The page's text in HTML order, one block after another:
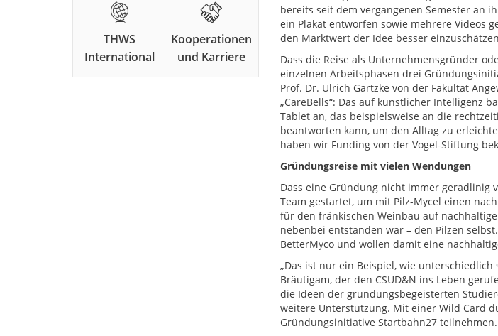
bereits seit dem vergangenen Semester an
ein Plakat entworfen sowie mehrere Videos
den Marktwert der Idee besser
Dass die Reise als Unternehmensgründer
einzelnen Arbeitsphasen drei
Prof. Dr. Ulrich Gartzke von der Fakultät
„CareBells“: Das auf künstlicher Intelligenz
Tablet an, das beispielsweise an die
beantworten kann, um den Alltag zu
haben wir Funding von der Vogel-Stiftung
Gründungsreise mit vielen Wendungen
Dass eine Gründung nicht immer geradlinig
Team gestartet, um mit Pilz-Mycel einen
für den fränkischen Weinbau auf
nebenbei entstanden war – den Pilzen
BetterMyco und wollen damit eine
„Das ist nur ein Beispiel, wie unterschiedlich
Bräutigam, der den CSUD&N ins Leben
die Ideen der gründungsbegeisterten
weitere Unterstützung. Mit einer Wild Card
Gründungsinitiative Startbahn27 teilnehmen.
THWS
International
Kooperationen
und Karriere